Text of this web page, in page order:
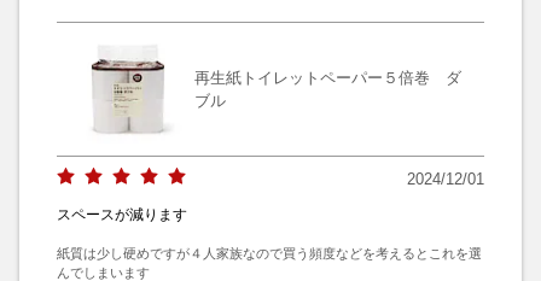
再生紙トイレットペーパー５倍巻 ダ
ブル
2024/12/01
スペースが減ります
紙質は少し硬めですが４人家族なので買う頻度などを考えるとこれを選
んでしまいます